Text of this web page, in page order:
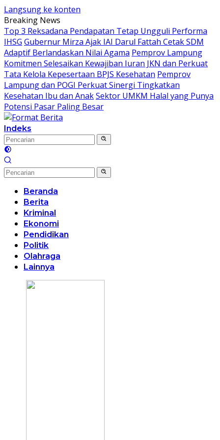
Langsung ke konten
Breaking News
Top 3 Reksadana Pendapatan Tetap Ungguli Performa
IHSG Gubernur Mirza Ajak IAI Darul Fattah Cetak SDM
Adaptif Berlandaskan Nilai Agama Pemprov Lampung
Komitmen Selesaikan Kewajiban Iuran JKN dan Perkuat
Tata Kelola Kepesertaan BPJS Kesehatan Pemprov
Lampung dan POGI Perkuat Sinergi Tingkatkan
Kesehatan Ibu dan AnakSektor UMKM Halal yang Punya
Potensi Pasar Paling Besar
Indeks
Beranda
Berita
Kriminal
Ekonomi
Pendidikan
Politik
Olahraga
Lainnya